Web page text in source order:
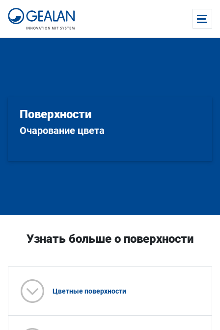
Поверхности
Очарование цвета
Узнать больше о поверхности
Цветные поверхности